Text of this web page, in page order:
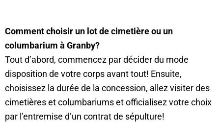
Comment choisir un lot de cimetière ou un
columbarium à Granby?
Tout d’abord, commencez par décider du mode
disposition de votre corps avant tout! Ensuite,
choisissez la durée de la concession, allez visiter des
cimetières et columbariums et officialisez votre choix
par l’entremise d’un contrat de sépulture!